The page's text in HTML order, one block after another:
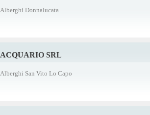
Alberghi Donnalucata
ACQUARIO SRL
Alberghi San Vito Lo Capo